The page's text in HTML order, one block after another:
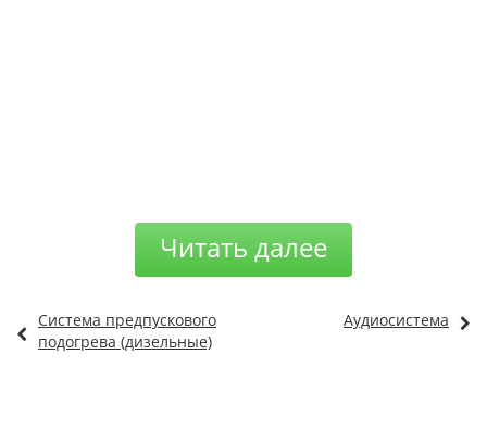
Читать далее
Система предпускового
подогрева (дизельные)
Аудиосистема